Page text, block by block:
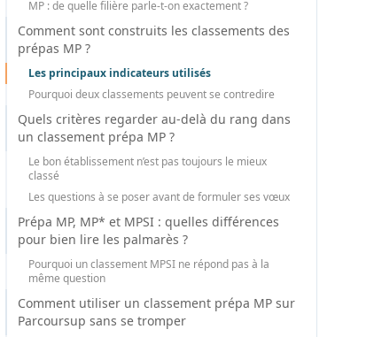
MP : de quelle filière parle-t-on exactement ?
Comment sont construits les classements des
prépas MP ?
Les principaux indicateurs utilisés
Pourquoi deux classements peuvent se contredire
Quels critères regarder au-delà du rang dans
un classement prépa MP ?
Le bon établissement n’est pas toujours le mieux
classé
Les questions à se poser avant de formuler ses vœux
Prépa MP, MP* et MPSI : quelles différences
pour bien lire les palmarès ?
Pourquoi un classement MPSI ne répond pas à la
même question
Comment utiliser un classement prépa MP sur
Parcoursup sans se tromper